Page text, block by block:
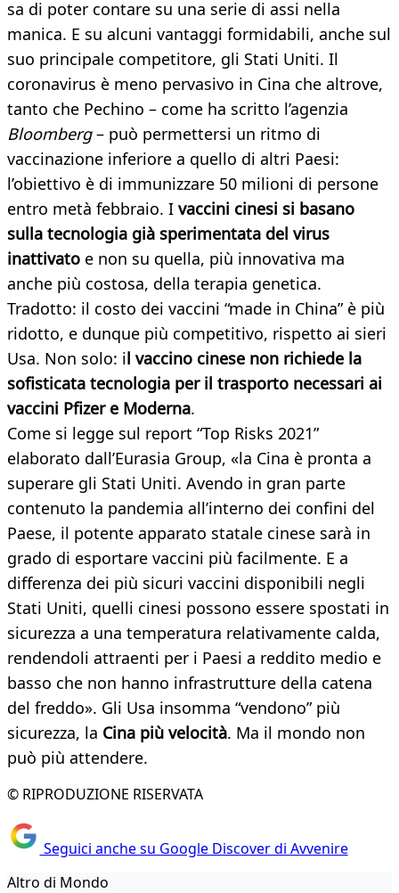
sa di poter contare su una serie di assi nella
manica. E su alcuni vantaggi formidabili, anche sul
suo principale competitore, gli Stati Uniti. Il
coronavirus è meno pervasivo in Cina che altrove,
tanto che Pechino – come ha scritto l’agenzia
Bloomberg– può permettersi un ritmo di
vaccinazione inferiore a quello di altri Paesi:
l’obiettivo è di immunizzare 50 milioni di persone
entro metà febbraio. I vaccini cinesi si basano
sulla tecnologia già sperimentata del virus
inattivato e non su quella, più innovativa ma
anche più costosa, della terapia genetica.
Tradotto: il costo dei vaccini “made in China” è più
ridotto, e dunque più competitivo, rispetto ai sieri
Usa. Non solo: il vaccino cinese non richiede la
sofisticata tecnologia per il trasporto necessari ai
vaccini Pfizer e Moderna.
Come si legge sul report “Top Risks 2021”
elaborato dall’Eurasia Group, «la Cina è pronta a
superare gli Stati Uniti. Avendo in gran parte
contenuto la pandemia all’interno dei confini del
Paese, il potente apparato statale cinese sarà in
grado di esportare vaccini più facilmente. E a
differenza dei più sicuri vaccini disponibili negli
Stati Uniti, quelli cinesi possono essere spostati in
sicurezza a una temperatura relativamente calda,
rendendoli attraenti per i Paesi a reddito medio e
basso che non hanno infrastrutture della catena
del freddo». Gli Usa insomma “vendono” più
sicurezza, la Cina più velocità. Ma il mondo non
può più attendere.
© RIPRODUZIONE RISERVATA
Seguici anche su Google Discover di Avvenire
Altro di Mondo